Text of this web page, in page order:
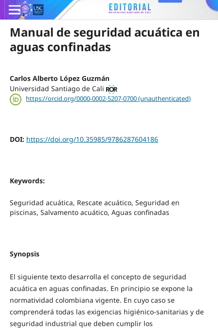
Manual de seguridad acuática en
aguas confinadas
Carlos Alberto López Guzmán
Universidad Santiago de Cali
https://orcid.org/0000-0002-5207-0700 (unauthenticated)
DOI: https://doi.org/10.35985/9786287604186
Keywords:
Seguridad acuática, Rescate acuático, Seguridad en
piscinas, Salvamento acuático, Aguas confinadas
Synopsis
El siguiente texto desarrolla el concepto de seguridad
acuática en aguas confinadas. En principio se expone la
normatividad colombiana vigente. En cuyo caso se
comprenderá todas las exigencias higiénico-sanitarias y de
seguridad industrial que deben cumplir los